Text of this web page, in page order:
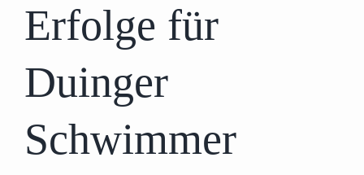
Erfolge für
Duinger
Schwimmer